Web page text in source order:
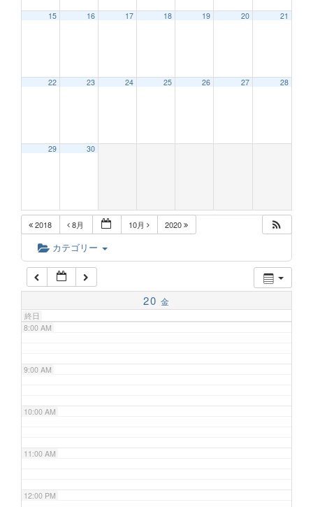
15 16 17 18 19 20 21
22 23 24 25 26 27 28
29 30
2018 8月 10月 2020
カテゴリー
20 金
終日
2:00 AM
6:00 AM
7:00 AM
8:00 AM
9:00 AM
10:00 AM
11:00 AM
12:00 PM